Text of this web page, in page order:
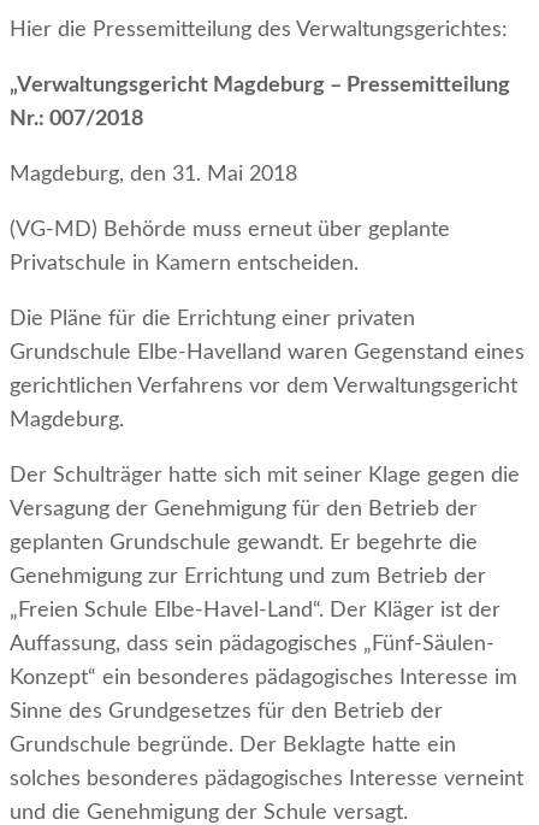
Hier die Pressemitteilung des Verwaltungsgerichtes:
„Verwaltungsgericht Magdeburg – Pressemitteilung
Nr.: 007/2018
Magdeburg, den 31. Mai 2018
(VG-MD) Behörde muss erneut über geplante
Privatschule in Kamern entscheiden.
Die Pläne für die Errichtung einer privaten
Grundschule Elbe-Havelland waren Gegenstand eines
gerichtlichen Verfahrens vor dem Verwaltungsgericht
Magdeburg.
Der Schulträger hatte sich mit seiner Klage gegen die
Versagung der Genehmigung für den Betrieb der
geplanten Grundschule gewandt. Er begehrte die
Genehmigung zur Errichtung und zum Betrieb der
„Freien Schule Elbe-Havel-Land“. Der Kläger ist der
Auffassung, dass sein pädagogisches „Fünf-Säulen-
Konzept“ ein besonderes pädagogisches Interesse im
Sinne des Grundgesetzes für den Betrieb der
Grundschule begründe. Der Beklagte hatte ein
solches besonderes pädagogisches Interesse verneint
und die Genehmigung der Schule versagt.